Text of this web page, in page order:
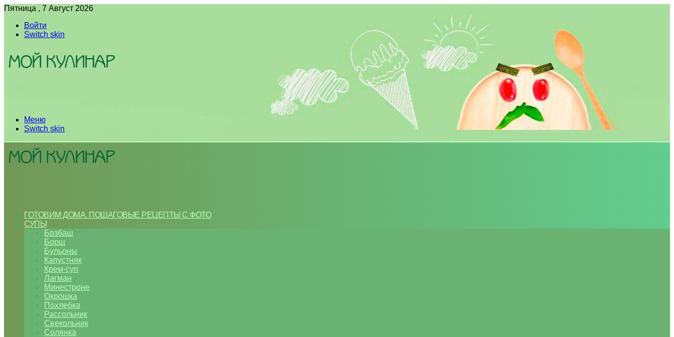
Пятница , 7 Август 2026
Войти
Switch skin
Меню
Switch skin
ГОТОВИМ ДОМА. ПОШАГОВЫЕ РЕЦЕПТЫ С ФОТО
СУПЫ
Бозбаш
Борщ
Бульоны
Капустняк
Крем-суп
Лагман
Минестроне
Окрошка
Похлебка
Рассольник
Свекольник
Солянка